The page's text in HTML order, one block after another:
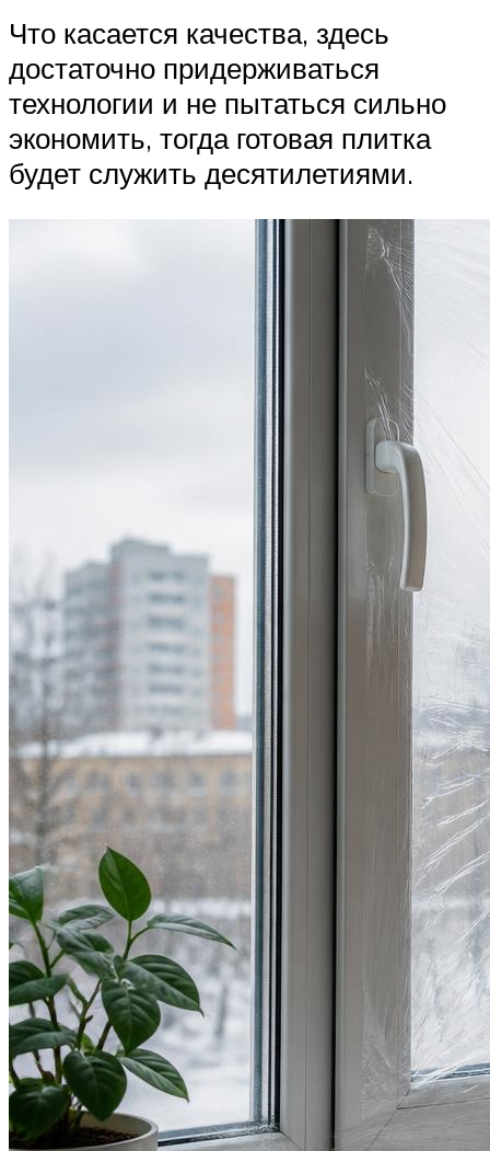
Что касается качества, здесь
достаточно придерживаться
технологии и не пытаться сильно
экономить, тогда готовая плитка
будет служить десятилетиями.